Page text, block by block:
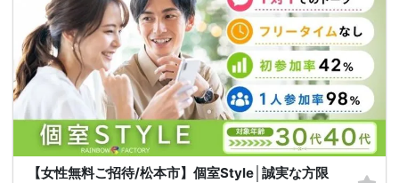
【女性無料ご招待/松本市】個室Style│誠実な方限